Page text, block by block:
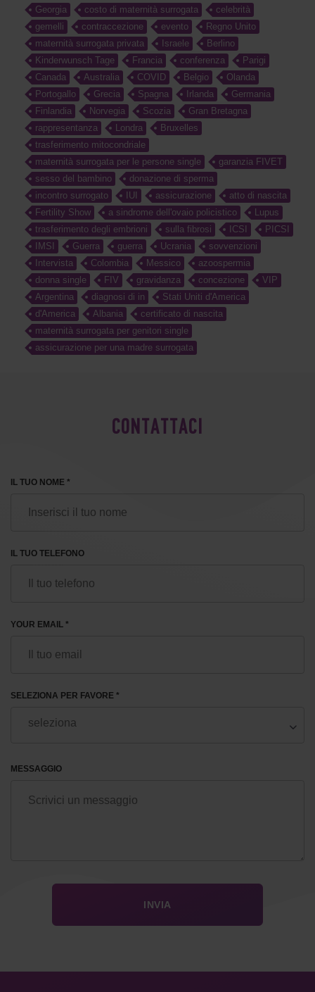
Georgia costo di maternità surrogata
celebrità
gemelli
contraccezione evento
Regno Unito
maternità surrogata privata
Israele
Berlino
Kinderwunsch Tage
Francia conferenza
Parigi
Canada
Australia COVID Belgio
Olanda
Portogallo
Grecia Spagna Irlanda
Germania
Finlandia
Norvegia Scozia
Gran Bretagna
rappresentanza
Londra
Bruxelles
trasferimento mitocondriale
maternità surrogata per le persone single
garanzia FIVET
sesso del bambino
donazione di sperma
incontro surrogato
IUI assicurazione
atto di nascita
Fertility Show
a sindrome dell'ovaio policistico
Lupus
trasferimento degli embrioni
sulla fibrosi ICSI
PICSI
IMSI
Guerra guerra Ucrania
sovvenzioni
Intervista
Colombia Messico
azoospermia
donna single
FIV gravidanza concezione
VIP
Argentina
diagnosi di in
Stati Uniti d'America
d'America
Albania
certificato di nascita
maternità surrogata per genitori single
assicurazione per una madre surrogata
CONTATTACI
IL TUO NOME *
IL TUO TELEFONO
YOUR EMAIL *
SELEZIONA PER FAVORE *
MESSAGGIO